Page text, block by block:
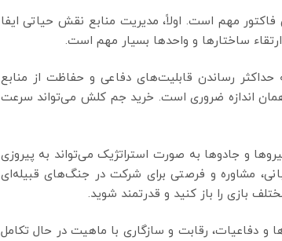
مهم است. اولاً، مدیریت منابع نقش حیاتی ایفا
ساختارها و واحدها بسیار مهم است.
حداکثر رساندن قابلیت‌های دفاعی و حفاظت از منابع
اندازه ضروری است. خرید جم کلش می‌تواند سرعت
و جادوها به صورت استراتژیک می‌تواند به پیروزی
مشاوره و فرصتی برای شرکت در جنگ‌های قبیله‌ای
بازی را باز کنید و قدرتمند شوید.
و دفاعیات، رقابت و سازگاری با ماهیت در حال تکامل